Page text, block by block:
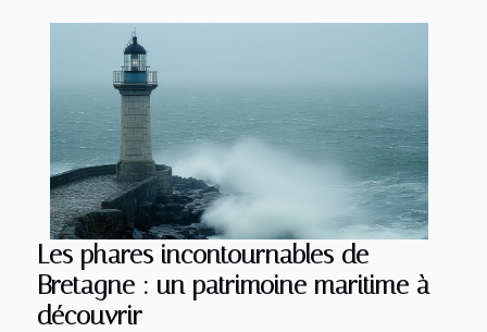
Les phares incontournables de
Bretagne : un patrimoine maritime à
découvrir